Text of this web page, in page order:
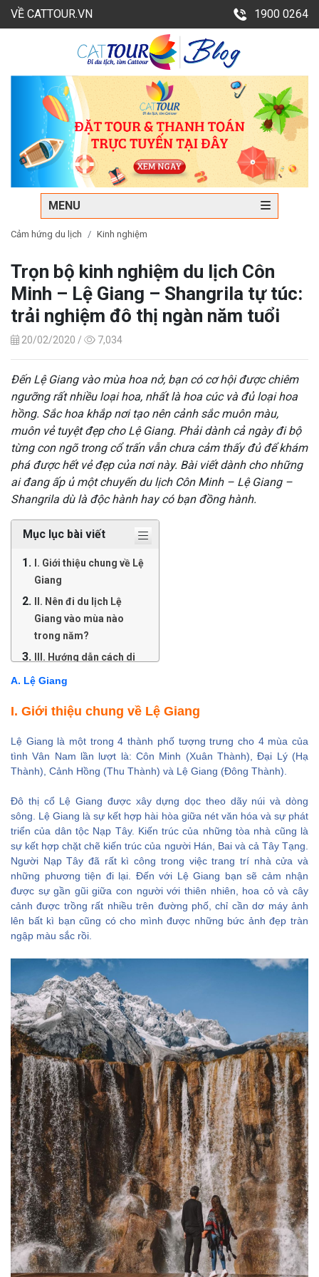
VỀ CATTOUR.VN 1900 0264
MENU
Cảm hứng du lịch Kinh nghiệm
Trọn bộ kinh nghiệm du lịch Côn
Minh – Lệ Giang – Shangrila tự túc:
trải nghiệm đô thị ngàn năm tuổi
20/02/2020 / 7,034
Đến Lệ Giang vào mùa hoa nở, bạn có cơ hội được chiêm
ngưỡng rất nhiều loại hoa, nhất là hoa cúc và đủ loại hoa
hồng. Sắc hoa khắp nơi tạo nên cảnh sắc muôn màu,
muôn vẻ tuyệt đẹp cho Lệ Giang. Phải dành cả ngày đi bộ
từng con ngõ trong cổ trấn vẫn chưa cảm thấy đủ để khám
phá được hết vẻ đẹp của nơi này. Bài viết dành cho những
ai đang ấp ủ một chuyến du lịch Côn Minh – Lệ Giang –
Shangrila dù là độc hành hay có bạn đồng hành.
Mục lục bài viết
I. Giới thiệu chung về Lệ
Giang
II. Nên đi du lịch Lệ
Giang vào mùa nào
trong năm?
III. Hướng dẫn cách di
không
2. Đường bộ
3. Hướng dẫn mua
vé tàu trước ở Trung
4. Hướng dẫn đi lại ở
Lệ Giang
IV. Du lịch Lệ Giang nghỉ
ở đâu? Gợi ý khách sạn,
nhà nghỉ ở Lệ Giang
V. Chơi gì, ở đâu khi đi
du lịch Lệ Giang
trấn
2. Quảng trường
Ngọc Hà (Yuhe
Square)
3. Bánh xe nước lớn
(The Big Water
Wheel)
4. Đường Tứ
Phương (Sifang
Streets Square)
5. Cầu Đại Thạch
6. Vạn Cổ Lầu
(Wangu Pavilion)
7. Mộc Phủ (Mu’s
Residence)
8. Công viên Đồi Sư
Tử (Lion Hill Park)
A. Lệ Giang
I. Giới thiệu chung về Lệ Giang
Lệ Giang là một trong 4 thành phố tượng trưng cho 4 mùa của
tình Vân Nam lần lượt là: Côn Minh (Xuân Thành), Đại Lý (Hạ
Thành), Cảnh Hồng (Thu Thành) và Lệ Giang (Đông Thành).
Đô thị cổ Lệ Giang được xây dựng dọc theo dãy núi và dòng
sông. Lệ Giang là sự kết hợp hài hòa giữa nét văn hóa và sự phát
triển của dân tộc Nạp Tây. Kiến trúc của những tòa nhà cũng là
sự kết hợp chặt chẽ kiến trúc của người Hán, Bai và cả Tây Tạng.
Người Nạp Tây đã rất kì công trong việc trang trí nhà cửa và
những phương tiện đi lại. Đến với Lệ Giang bạn sẽ cảm nhận
được sự gần gũi giữa con người với thiên nhiên, hoa cỏ và cây
cảnh được trồng rất nhiều trên đường phố, chỉ cần dơ máy ảnh
lên bất kì bạn cũng có cho mình được những bức ảnh đẹp tràn
ngập màu sắc rồi.